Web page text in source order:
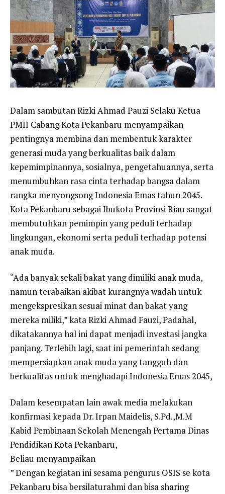
Dalam sambutan Rizki Ahmad Pauzi Selaku Ketua
PMII Cabang Kota Pekanbaru menyampaikan
pentingnya membina dan membentuk karakter
generasi muda yang berkualitas baik dalam
kepemimpinannya, sosialnya, pengetahuannya, serta
menumbuhkan rasa cinta terhadap bangsa dalam
rangka menyongsong Indonesia Emas tahun 2045.
Kota Pekanbaru sebagai Ibukota Provinsi Riau sangat
membutuhkan pemimpin yang peduli terhadap
lingkungan, ekonomi serta peduli terhadap potensi
anak muda.
“Ada banyak sekali bakat yang dimiliki anak muda,
namun terabaikan akibat kurangnya wadah untuk
mengekspresikan sesuai minat dan bakat yang
mereka miliki,” kata Rizki Ahmad Fauzi, Padahal,
dikatakannya hal ini dapat menjadi investasi jangka
panjang. Terlebih lagi, saat ini pemerintah sedang
mempersiapkan anak muda yang tangguh dan
berkualitas untuk menghadapi Indonesia Emas 2045,
Dalam kesempatan lain awak media melakukan
konfirmasi kepada Dr. Irpan Maidelis, S.Pd.,M.M
Kabid Pembinaan Sekolah Menengah Pertama Dinas
Pendidikan Kota Pekanbaru,
Beliau menyampaikan
” Dengan kegiatan ini sesama pengurus OSIS se kota
Pekanbaru bisa bersilaturahmi dan bisa sharing